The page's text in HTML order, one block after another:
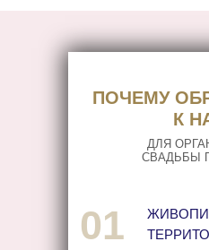
ПОЧЕМУ
К
ДЛЯ
СВАДЬБЫ
01